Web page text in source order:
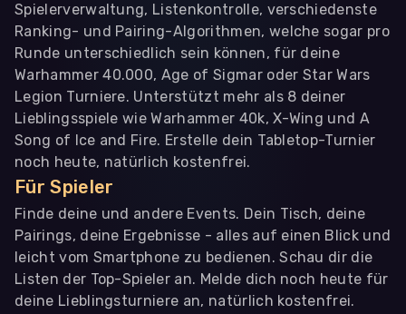
Spielerverwaltung, Listenkontrolle, verschiedenste
Ranking- und Pairing-Algorithmen, welche sogar pro
Runde unterschiedlich sein können, für deine
Warhammer 40.000, Age of Sigmar oder Star Wars
Legion Turniere. Unterstützt mehr als 8 deiner
Lieblingsspiele wie Warhammer 40k, X-Wing und A
Song of Ice and Fire. Erstelle dein Tabletop-Turnier
noch heute, natürlich kostenfrei.
Für Spieler
Finde deine und andere Events. Dein Tisch, deine
Pairings, deine Ergebnisse - alles auf einen Blick und
leicht vom Smartphone zu bedienen. Schau dir die
Listen der Top-Spieler an. Melde dich noch heute für
deine Lieblingsturniere an, natürlich kostenfrei.